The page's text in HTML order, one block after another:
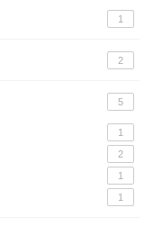
1
2
5
1
2
1
1